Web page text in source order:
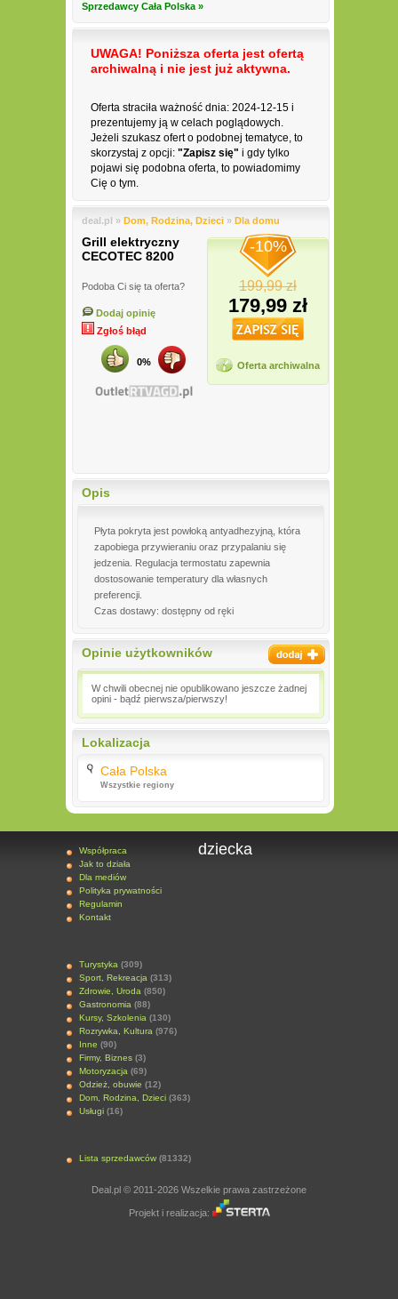
Sprzedawcy Cała Polska »
UWAGA! Poniższa oferta jest ofertą
archiwalną i nie jest już aktywna.
Oferta straciła ważność dnia: 2024-12-15 i
prezentujemy ją w celach poglądowych.
Jeżeli szukasz ofert o podobnej tematyce, to
skorzystaj z opcji: "Zapisz się" i gdy tylko
pojawi się podobna oferta, to powiadomimy
Cię o tym.
deal.pl » Dom, Rodzina, Dzieci » Dla domu
Grill elektryczny
CECOTEC 8200
Podoba Ci się ta oferta?
Dodaj opinię
Zgłoś błąd
0%
-10%
199,99 zł
179,99 zł
Oferta archiwalna
Opis
Płyta pokryta jest powłoką antyadhezyjną, która
zapobiega przywieraniu oraz przypalaniu się
jedzenia. Regulacja termostatu zapewnia
dostosowanie temperatury dla własnych
preferencji.
Czas dostawy: dostępny od ręki
Opinie użytkowników
W chwili obecnej nie opublikowano jeszcze żadnej
opini - bądź pierwsza/pierwszy!
Lokalizacja
Cała Polska
Wszystkie regiony
Współpraca
Jak to działa
Dla mediów
Polityka prywatności
Regulamin
Kontakt
Turystyka (309)
Sport, Rekreacja (313)
Zdrowie, Uroda (850)
Gastronomia (88)
Kursy, Szkolenia (130)
Rozrywka, Kultura (976)
Inne (90)
Firmy, Biznes (3)
Motoryzacja (69)
Odzież, obuwie (12)
Dom, Rodzina, Dzieci (363)
Usługi (16)
Lista sprzedawców (81332)
dziecka
Deal.pl © 2011-2026 Wszelkie prawa zastrzeżone
Projekt i realizacja: